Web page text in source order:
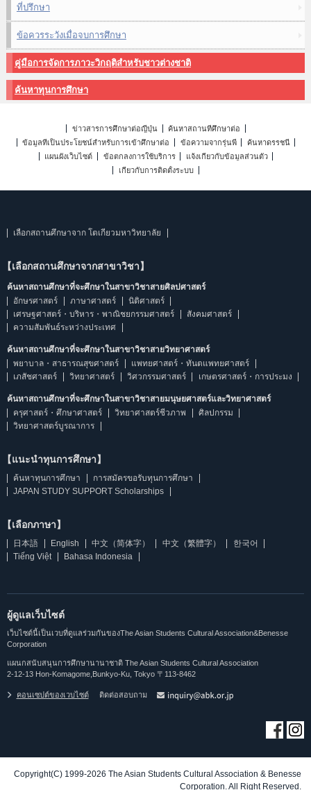
ที่ปรึกษา
ข้อควรระวังเมื่อจบการศึกษา
คู่มือการจัดการภาวะวิกฤติสำหรับชาวต่างชาติ
ค้นหาทุนการศึกษา
ข่าวสารการศึกษาต่อญี่ปุ่น
ค้นหาสถานที่ศึกษาต่อ
ข้อมูลที่เป็นประโยชน์สำหรับการเข้าศึกษาต่อ
ข้อความจากรุ่นพี่
ค้นหาดรรชนี
แผนผังเว็บไซต์
ข้อตกลงการใช้บริการ
แจ้งเกี่ยวกับข้อมูลส่วนตัว
เกี่ยวกับการติดตั้งระบบ
เลือกสถานศึกษาจาก โตเกียวมหาวิทยาลัย
【เลือกสถานศึกษาจากสาขาวิชา】
ค้นหาสถานศึกษาที่จะศึกษาในสาขาวิชาสายศิลปศาสตร์
อักษรศาสตร์
ภาษาศาสตร์
นิติศาสตร์
เศรษฐศาสตร์・บริหาร・พาณิชยกรรมศาสตร์
สังคมศาสตร์
ความสัมพันธ์ระหว่างประเทศ
ค้นหาสถานศึกษาที่จะศึกษาในสาขาวิชาสายวิทยาศาสตร์
พยาบาล・สาธารณสุขศาสตร์
แพทยศาสตร์・ทันตแพทยศาสตร์
เภสัชศาสตร์
วิทยาศาสตร์ วิศวกรรมศาสตร์ เกษตรศาสตร์・การประมง
ค้นหาสถานศึกษาที่จะศึกษาในสาขาวิชาสายมนุษยศาสตร์และวิทยาศาสตร์
ครุศาสตร์・ศึกษาศาสตร์
วิทยาศาสตร์ชีวภาพ
ศิลปกรรม
วิทยาศาสตร์บูรณาการ
【แนะนำทุนการศึกษา】
ค้นหาทุนการศึกษา
การสมัครขอรับทุนการศึกษา
JAPAN STUDY SUPPORT Scholarships
【เลือกภาษา】
日本語 English 中文（简体字） 中文（繁體字）
한국어
Tiếng Việt
Bahasa Indonesia
ผู้ดูแลเว็บไซต์
เว็บไซต์นี้เป็นเวบที่ดูแลร่วมกันของThe Asian Students Cultural Association&Benesse
Corporation
แผนกสนับสนุนการศึกษานานาชาติ The Asian Students Cultural Association
2-12-13 Hon-Komagome,Bunkyo-Ku, Tokyo 〒113-8462
คอนเซปต์ของเวบไซต์ ติดต่อสอบถาม
Copyright(C) 1999-2026 The Asian Students Cultural Association & Benesse
Corporation. All Right Reserved.